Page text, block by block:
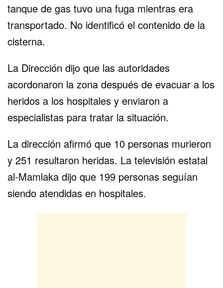
tanque de gas tuvo una fuga mientras era
transportado. No identificó el contenido de la
cisterna.
La Dirección dijo que las autoridades
acordonaron la zona después de evacuar a los
heridos a los hospitales y enviaron a
especialistas para tratar la situación.
La dirección afirmó que 10 personas murieron
y 251 resultaron heridas. La televisión estatal
al-Mamlaka dijo que 199 personas seguían
siendo atendidas en hospitales.